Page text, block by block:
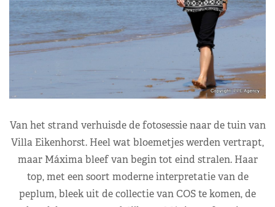
Van het strand verhuisde de fotosessie naar de tuin van
Villa Eikenhorst. Heel wat bloemetjes werden vertrapt,
maar Máxima bleef van begin tot eind stralen. Haar
top, met een soort moderne interpretatie van de
peplum, bleek uit de collectie van COS te komen, de